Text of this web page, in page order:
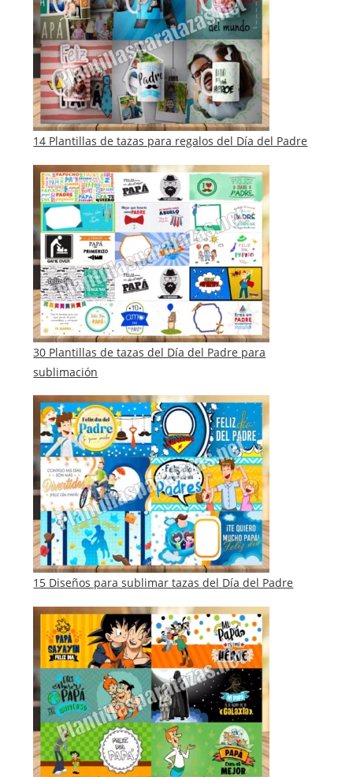
14 Plantillas de tazas para regalos del Día del Padre
30 Plantillas de tazas del Día del Padre para
sublimación
15 Diseños para sublimar tazas del Día del Padre